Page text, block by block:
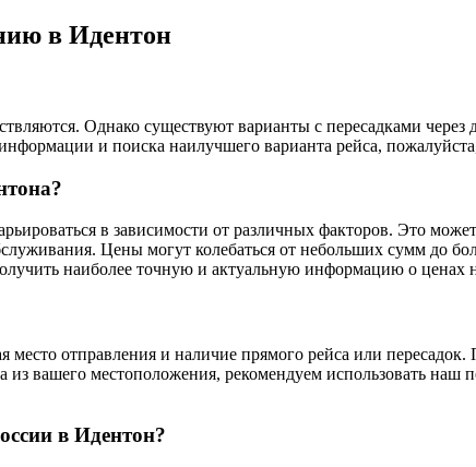
в Идентон
Однако существуют варианты с пересадками через
и поиска наилучшего варианта рейса,
в зависимости от различных факторов. Это
Цены могут колебаться от небольших сумм до
наиболее точную и актуальную информацию о
отправления и наличие прямого рейса или пересадок.
вашего местоположения, рекомендуем использовать наш
в Идентон?